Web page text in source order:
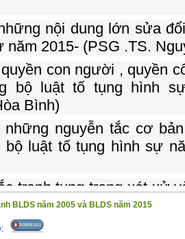
nội dung lớn sửa
năm 2015- (PSG .TS.
con người , quyền
bộ luật tố tụng hình
Bình)
những nguyễn tắc cơ
bộ luật tố tụng hình sự
tranh tụng trong xét xử
hình sự năm 2015 - (TS.
thẩm quyền tiến
BLDS năm 2005 và BLDS năm 2015